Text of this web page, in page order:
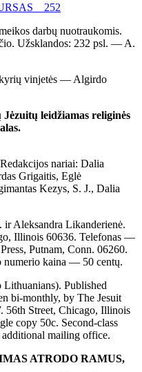
252
darbų nuotraukomis.
Užsklandos: 232 psl. — A.
vinjetės — Algirdo
leidžiamas religinės
nariai: Dalia
Grigaitis, Eglė
Kezys, S. J., Dalia
ir Aleksandra Likanderienė.
Illinois 60636. Telefonas —
Putnam, Conn. 06260.
numerio kaina — 50 centų.
Published
bi-monthly, by The Jesuit
56th Street, Chicago, Illinois
copy 50c. Second-class
mailing office.
ATRODO RAMUS,